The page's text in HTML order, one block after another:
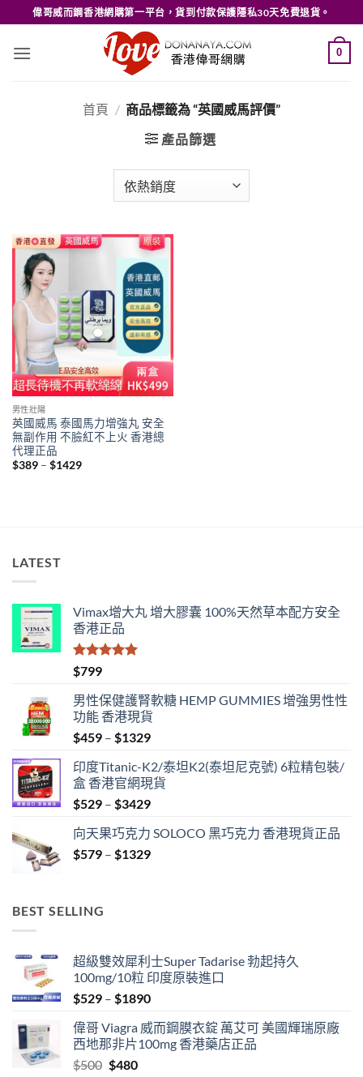
to
content
偉哥威而鋼香港網購第一平台，貨到付款保護隱私30天免費退貨。
0
首頁 / 商品標籤為 “英國威馬評價”
產品篩選
男性壯陽
英國威馬 泰國馬力增強丸 安全
無副作用 不臉紅不上火 香港總
代理正品
$389 – $1429Price
LATEST
Vimax增大丸 增大膠囊 100%天然草本配方安全
香港正品
評分
滿分 5
$799
男性保健護腎軟糖 HEMP GUMMIES 增強男性性
功能 香港現貨
$459 – $1329Price
$459
through
$1329
印度Titanic-K2/泰坦K2(泰坦尼克號) 6粒精包裝/
盒 香港官網現貨
$529 – $3429Price
$529
through
向天果巧克力 SOLOCO 黑巧克力 香港現貨正品
$579 – $1329Price
BEST SELLING
超級雙效犀利士Super Tadarise 勃起持久
100mg/10粒 印度原裝進口
$529 – $1890Price
$529
through
偉哥 Viagra 威而鋼膜衣錠 萬艾可 美國輝瑞原廠
西地那非片100mg 香港藥店正品
$500 Original
$480Current